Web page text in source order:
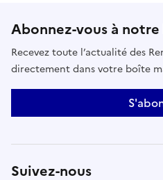
Abonnez-vous à
Recevez toute l’actualité des
directement dans votre boîte
Suivez-nous